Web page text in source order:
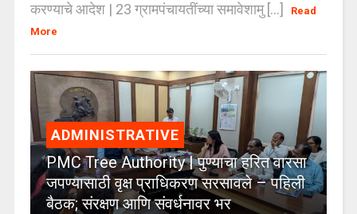
करण्याचे आदेश | 23 ग्रामपंचायतींच्या समावेशामु [...]
Read
More
ADMINISTRATIVE
PMC Tree Authority | पुण्याचा हरित वारसा
जपण्यासाठी वृक्ष प्राधिकरण सरसावले – पहिली
बैठक; संरक्षण आणि संवर्धनावर भर